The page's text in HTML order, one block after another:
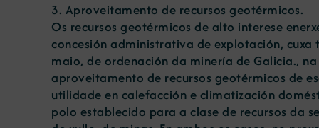
3. Aproveitamento de recursos geotérmicos.
Os recursos geotérmicos de alto interese
concesión administrativa de explotación,
maio, de ordenación da minería de Galicia.,
aproveitamento de recursos geotérmicos de
utilidade en calefacción e climatización
polo establecido para a clase de recursos da